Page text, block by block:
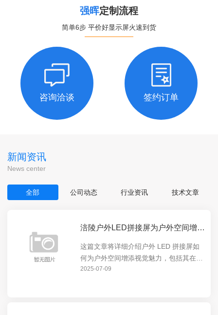
强晖定制流程
简单6步 平价好显示屏火速到货
咨询洽谈 签约订单
新闻资讯
News center
全部 公司动态 行业资讯 技术文章
涪陵户外LED拼接屏为户外空间增添视觉魅力
这篇文章将详细介绍户外 LED 拼接屏如
何为户外空间增添视觉魅力，包括其在展
示动态内容、营造氛围等方面的卓越表
2025-07-09